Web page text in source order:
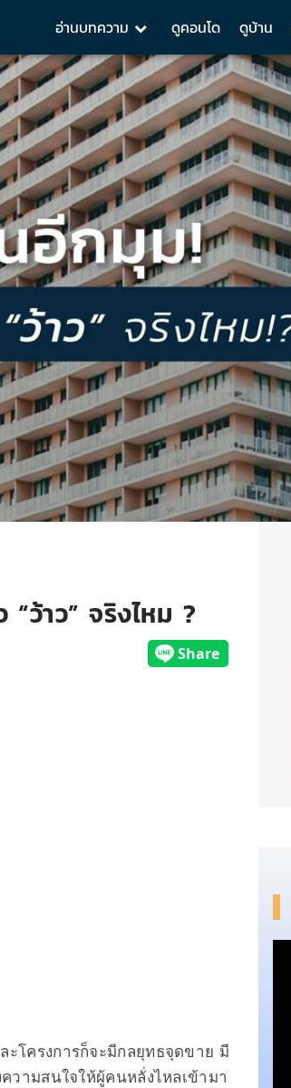
อ่านบทความ ดูคอนโด ดูบ้าน
ว้าว” จริงไหม ?
โครงการก็จะมีกลยุทธจุดขาย มี
ามสนใจให้ผู้คนหลั่งไหลเข้ามา